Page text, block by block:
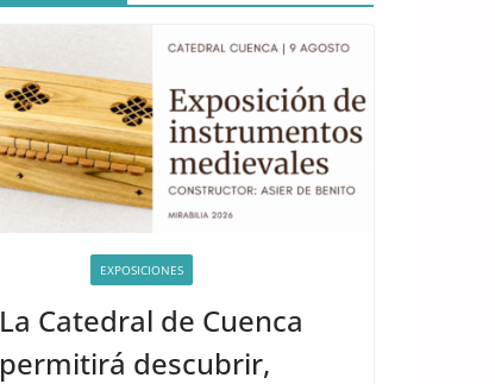
EXPOSICIONES
La Catedral de Cuenca
permitirá descubrir,